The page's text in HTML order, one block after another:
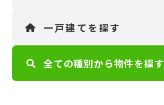
一戸建てを探す
全ての種別から物件を探す